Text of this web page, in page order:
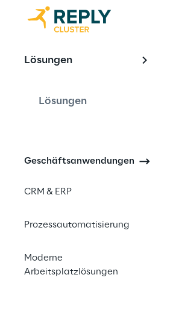
Lösungen
Lösungen
Geschäftsanwendungen
CRM & ERP
Prozessautomatisierung
Moderne
Arbeitsplatzlösungen